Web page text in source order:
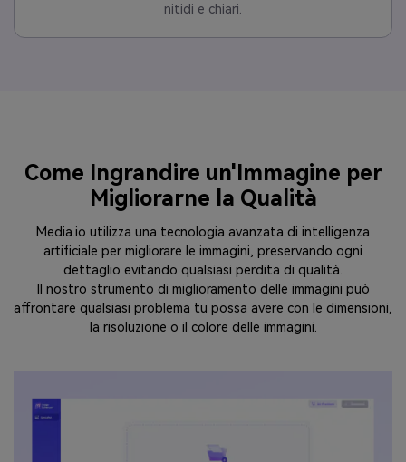
nitidi e chiari.
Come Ingrandire un'Immagine per
Migliorarne la Qualità
Media.io utilizza una tecnologia avanzata di intelligenza
artificiale per migliorare le immagini, preservando ogni
dettaglio evitando qualsiasi perdita di qualità.
Il nostro strumento di miglioramento delle immagini può
affrontare qualsiasi problema tu possa avere con le dimensioni,
la risoluzione o il colore delle immagini.